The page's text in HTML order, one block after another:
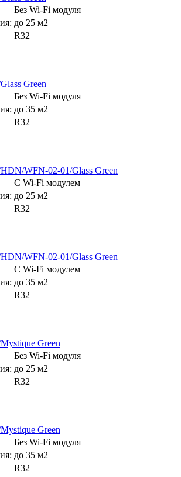
Без Wi-Fi модуля
до 25 м2
R32
Green
Без Wi-Fi модуля
до 35 м2
R32
WFN-02-01/Glass Green
С Wi-Fi модулем
до 25 м2
R32
WFN-02-01/Glass Green
С Wi-Fi модулем
до 35 м2
R32
Green
Без Wi-Fi модуля
до 25 м2
R32
Green
Без Wi-Fi модуля
до 35 м2
R32